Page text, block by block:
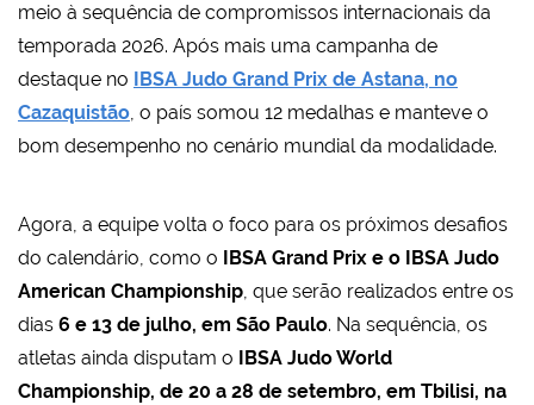
meio à sequência de compromissos internacionais da
temporada 2026. Após mais uma campanha de
destaque no
IBSA Judo Grand Prix de Astana, no
Cazaquistão, o país somou 12 medalhas e manteve o
bom desempenho no cenário mundial da modalidade.
Agora, a equipe volta o foco para os próximos desafios
do calendário, como o
IBSA Grand Prix e o IBSA Judo
American Championship, que serão realizados entre os
dias 6 e 13 de julho, em São Paulo. Na sequência, os
atletas ainda disputam o
IBSA Judo World
Championship, de 20 a 28 de setembro, em Tbilisi, na